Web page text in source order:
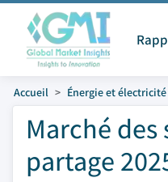
Accueil Énergie et électricité
Marché
partage